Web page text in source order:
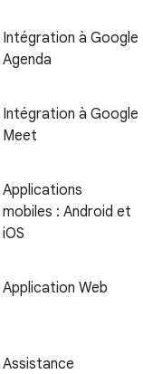
Intégration à Google
Agenda
Intégration à Google
Meet
Applications
mobiles : Android et
iOS
Application Web
Assistance